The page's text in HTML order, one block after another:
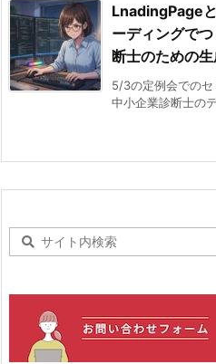
LnadingPage
ーディングで
断士のための
5/3の定例会での
中小企業診断士の